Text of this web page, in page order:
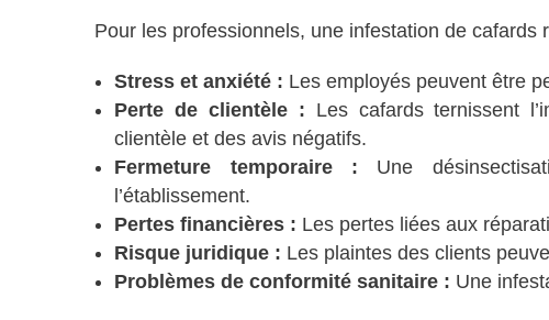
Pour les professionnels, une infestation de cafards
Stress et anxiété : Les employés peuvent être
Perte de clientèle : Les cafards ternissent
clientèle et des avis négatifs.
Fermeture temporaire : Une
l’établissement.
Pertes financières : Les pertes liées aux
Risque juridique : Les plaintes des clients
Problèmes de conformité sanitaire : Une